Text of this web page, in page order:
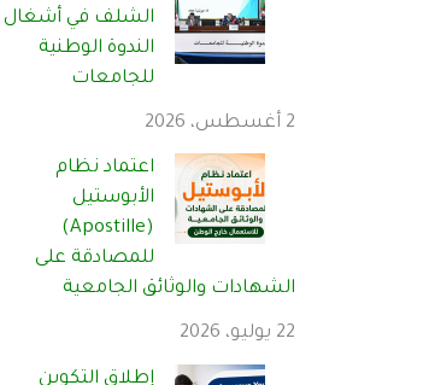
الشلف في أشغال
الندوة الوطنية
للجامعات
2 أغسطس، 2026
اعتماد نظام
الأبوستيل
(Apostille)
للمصادقة على
الشهادات والوثائق الجامعية
22 يوليو، 2026
إطلاق التكوين